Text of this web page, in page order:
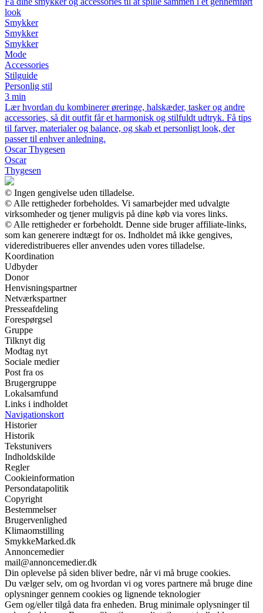
look
Smykker
Smykker
Smykker
Mode
Accessories
Stilguide
Personlig stil
3 min
Lær hvordan du kombinerer øreringe, halskæder, tasker og andre
accessories, så dit outfit får et harmonisk og stilfuldt udtryk. Få tips
til farver, materialer og balance, og skab et personligt look, der
passer til enhver anledning.
Oscar Thygesen
Oscar
Thygesen
© Ingen gengivelse uden tilladelse.
© Alle rettigheder forbeholdes. Vi samarbejder med udvalgte
virksomheder og tjener muligvis på dine køb via vores links.
© Alle rettigheder er forbeholdt. Denne side bruger affiliate-links,
som kan generere indtægt for os. Indholdet må ikke gengives,
videredistribueres eller anvendes uden vores tilladelse.
Koordination
Udbyder
Donor
Henvisningspartner
Netværkspartner
Presseafdeling
Forespørgsel
Gruppe
Tilknyt dig
Modtag nyt
Sociale medier
Post fra os
Brugergruppe
Lokalsamfund
Links i indholdet
Navigationskort
Historier
Historik
Tekstunivers
Indholdskilde
Regler
Cookieinformation
Persondatapolitik
Copyright
Bestemmelser
Brugervenlighed
Klimaomstilling
SmykkeMarked.dk
Annoncemedier
mail@annoncemedier.dk
Din oplevelse på siden bliver bedre, når vi må bruge cookies.
Du vælger selv, om og hvordan vi og vores partnere må bruge dine
oplysninger gennem cookies og lignende teknologier
Gem og/eller tilgå data fra enheden. Brug minimale oplysninger til